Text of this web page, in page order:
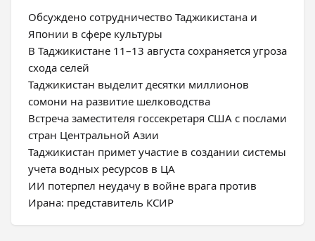
Обсуждено сотрудничество Таджикистана и
Японии в сфере культуры
В Таджикистане 11–13 августа сохраняется угроза
схода селей
Таджикистан выделит десятки миллионов
сомони на развитие шелководства
Встреча заместителя госсекретаря США с послами
стран Центральной Азии
Таджикистан примет участие в создании системы
учета водных ресурсов в ЦА
ИИ потерпел неудачу в войне врага против
Ирана: представитель КСИР